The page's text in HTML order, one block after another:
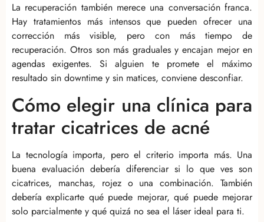
La recuperación también merece una conversación franca.
Hay tratamientos más intensos que pueden ofrecer una
corrección más visible, pero con más tiempo de
recuperación. Otros son más graduales y encajan mejor en
agendas exigentes. Si alguien te promete el máximo
resultado sin downtime y sin matices, conviene desconfiar.
Cómo elegir una clínica para
tratar cicatrices de acné
La tecnología importa, pero el criterio importa más. Una
buena evaluación debería diferenciar si lo que ves son
cicatrices, manchas, rojez o una combinación. También
debería explicarte qué puede mejorar, qué puede mejorar
solo parcialmente y qué quizá no sea el láser ideal para ti.